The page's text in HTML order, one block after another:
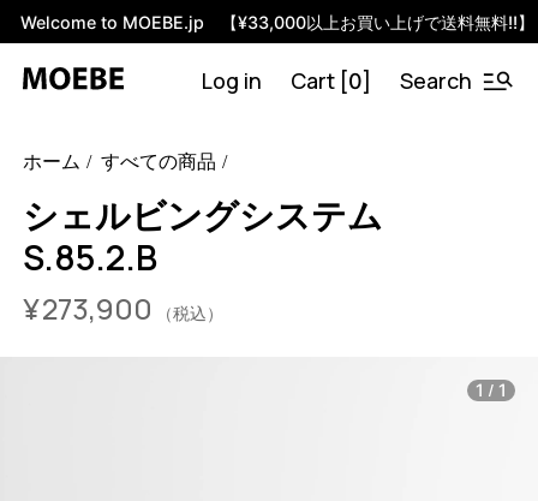
Welcome to MOEBE.jp 【¥33,000以上お買い上げで送料無料!!】
Log in Cart [0] Search
system-s-85-2-b?variant=46584643911912
S.85.2.B.OA.BL
0
ホーム すべての商品
シェルビングシステム
S.85.2.B
¥273,900 （税込）
1 / 1